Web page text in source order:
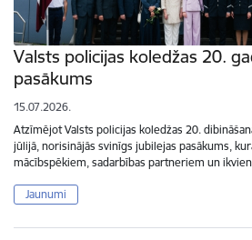
Valsts policijas koledžas 20.
pasākums
15.07.2026.
Atzīmējot Valsts policijas koledžas 20.
jūlijā, norisinājās svinīgs jubilejas pasākums,
mācībspēkiem, sadarbības partneriem un
Jaunumi